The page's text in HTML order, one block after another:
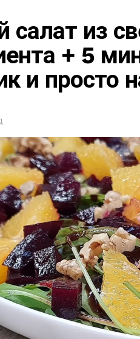
салат из
+ 5
и просто